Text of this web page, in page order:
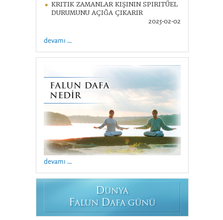
KRITIK ZAMANLAR KIŞININ SPIRITÜEL
DURUMUNU AÇIĞA ÇIKARIR
2025-02-02
devamı ...
devamı ...
DÜNYA
FALUN DAFA GÜNÜ